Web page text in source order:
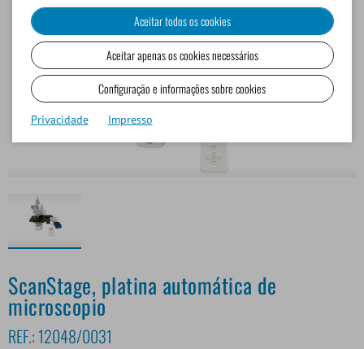
ScanStage, platina automática de
microscopio
REF.: 12048/0031
Aceitar todos os cookies
Aceitar apenas os cookies necessários
Configuração e informações sobre cookies
Privacidade Impresso